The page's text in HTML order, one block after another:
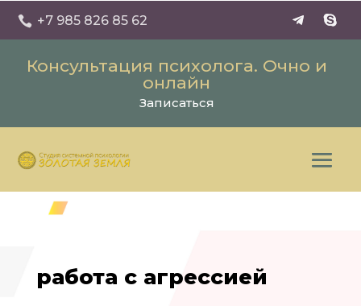
 +7 985 826 85 62
Консультация психолога. Очно и
онлайн
Записаться
работа с агрессией